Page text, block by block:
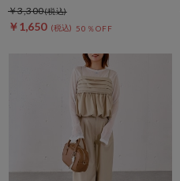
￥1,650 50％OFF
￥3,300